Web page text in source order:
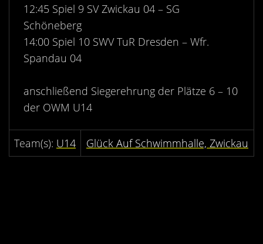
12:45 Spiel 9 SV Zwickau 04 – SG
Schöneberg
14:00 Spiel 10 SWV TuR Dresden – Wfr.
Spandau 04
anschließend Siegerehrung der Plätze 6 – 10
der OWM U14
U14 Glück Auf Schwimmhalle, Zwickau